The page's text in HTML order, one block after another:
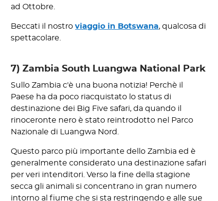
ad Ottobre.
Beccati il nostroviaggio in Botswana, qualcosa di
spettacolare.
7) Zambia South Luangwa National Park
Sullo Zambia c'è una buona notizia! Perchè il
Paese ha da poco riacquistato lo status di
destinazione dei Big Five safari, da quando il
rinoceronte nero è stato reintrodotto nel Parco
Nazionale di Luangwa Nord.
Questo parco più importante dello Zambia ed è
generalmente considerato una destinazione safari
per veri intenditori. Verso la fine della stagione
secca gli animali si concentrano in gran numero
intorno al fiume che si sta restringendo e alle sue